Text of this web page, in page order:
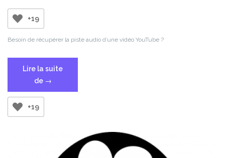
+19
Besoin de récupérer la piste audio d’une vidéo YouTube ?
Lire la suite
de « Récupérer
un
depuis
→
+19